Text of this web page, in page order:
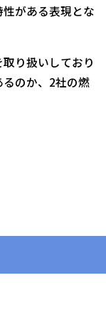
がある表現とな
り扱いしており
のか、2社の燃